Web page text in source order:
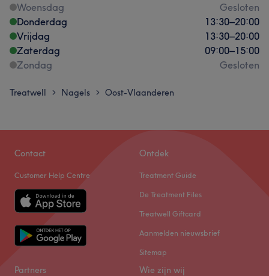
Woensdag
Gesloten
Donderdag
13:30–20:00
Vrijdag
13:30–20:00
Zaterdag
09:00–15:00
Zondag
Gesloten
Treatwell > Nagels > Oost-Vlaanderen
Contact
Customer Help Centre
Ontdek
Treatment Guide
De Treatment Files
Treatwell Giftcard
Aanmelden nieuwsbrief
Sitemap
Partners Wie zijn wij